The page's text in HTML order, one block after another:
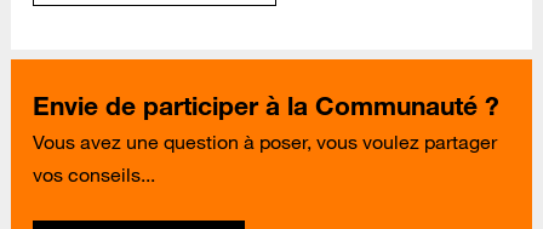
Envie de participer à la Communauté ?
Vous avez une question à poser, vous voulez partager
vos conseils...